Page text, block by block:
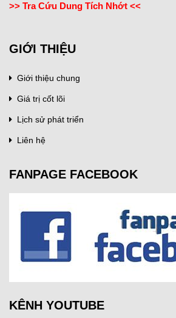
>> Tra Cứu Dung Tích Nhớt <<
GIỚI THIỆU
Giới thiệu chung
Giá trị cốt lõi
Lịch sử phát triển
Liên hệ
FANPAGE FACEBOOK
KÊNH YOUTUBE